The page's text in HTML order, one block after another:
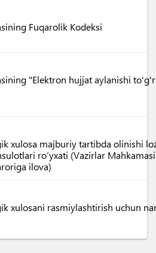
Fuqarolik Kodeksi
"Elektron hujjat aylanishi
xulosa majburiy tartibda olinishi
ro‘yxati (Vazirlar
ilova)
xulosani rasmiylashtirish uchun